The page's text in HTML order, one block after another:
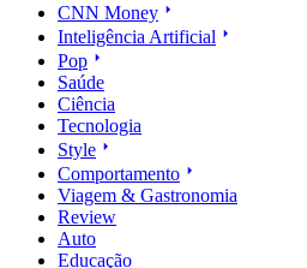
CNN Money
Inteligência Artificial
Pop
Saúde
Ciência
Tecnologia
Style
Comportamento
Viagem & Gastronomia
Review
Auto
Educação